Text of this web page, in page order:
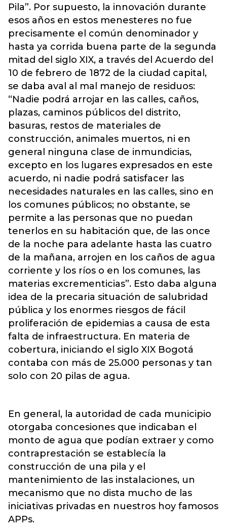
Pila”. Por supuesto, la innovación durante
esos años en estos menesteres no fue
precisamente el común denominador y
hasta ya corrida buena parte de la segunda
mitad del siglo XIX, a través del Acuerdo del
10 de febrero de 1872 de la ciudad capital,
se daba aval al mal manejo de residuos:
“Nadie podrá arrojar en las calles, caños,
plazas, caminos públicos del distrito,
basuras, restos de materiales de
construcción, animales muertos, ni en
general ninguna clase de inmundicias,
excepto en los lugares expresados en este
acuerdo, ni nadie podrá satisfacer las
necesidades naturales en las calles, sino en
los comunes públicos; no obstante, se
permite a las personas que no puedan
tenerlos en su habitación que, de las once
de la noche para adelante hasta las cuatro
de la mañana, arrojen en los caños de agua
corriente y los ríos o en los comunes, las
materias excrementicias”. Esto daba alguna
idea de la precaria situación de salubridad
pública y los enormes riesgos de fácil
proliferación de epidemias a causa de esta
falta de infraestructura. En materia de
cobertura, iniciando el siglo XIX Bogotá
contaba con más de 25.000 personas y tan
solo con 20 pilas de agua.
En general, la autoridad de cada municipio
otorgaba concesiones que indicaban el
monto de agua que podían extraer y como
contraprestación se establecía la
construcción de una pila y el
mantenimiento de las instalaciones, un
mecanismo que no dista mucho de las
iniciativas privadas en nuestros hoy famosos
APPs.